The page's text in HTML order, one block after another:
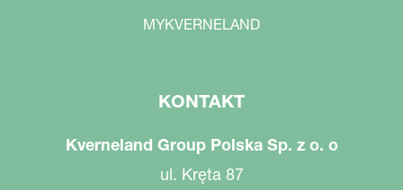
MYKVERNELAND
KONTAKT
Kverneland Group Polska Sp. z o. o
ul. Kręta 87